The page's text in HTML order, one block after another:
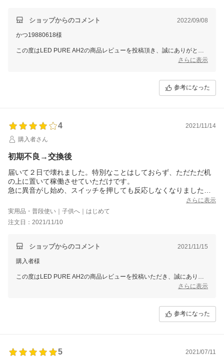
ころ。
使ってみて、何かあるようであれば追記予定。
そもそものこの商品への期待が高かった為、想像どおりと言うこ
とで星4。
ショップからのコメント 2022/09/08
かつ19880618様
この度はLED PURE AH2の商品レビューを投稿頂き、誠にありがとう
ご使用はこれからとのことですので、ぜひ効果を実感いただき
さらに表示
参考になった
4
2021/11/14
購入者さん
初期不良→交換後
届いて２日で壊れました。特別なことはしておらず、ただただ机
の上に置いて稼働させていただけです。
急に異音がし始め、スイッチを押しても反応しなくなりました。
しばらく置いてからスイッチを入れると３段階の内、１段階目を
すっ飛ばして２段階目での起動となります（オレンジ）もう一度
押すと赤になりますが、微かに音が聞こえるぐらいで、初日の結
構な音から考えると恐らくまともに機能していません。高い金を
【追記】
子供部屋（6畳）で使用。
ます。３段階目は結構うるさいですが、子供は気にならないと言
ってつけたまま寝ています。今のところ効果があるのかどうかは
アレルギー体質の息子なので、花粉症の季節に威力を発揮してく
さらに表示
実用品・普段使い｜子供へ｜はじめて
注文日：2021/11/10
ショップからのコメント 2021/11/15
購入者様
この度はLED PURE AH2の商品レビューを投稿いただき、誠にありが
いつでもお気軽にお問い合わせくださいませ。
さらに表示
参考になった
5 2021/07/11